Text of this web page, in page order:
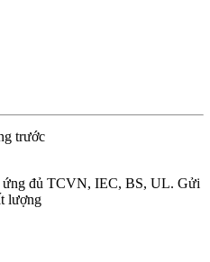
trước
ứng đủ TCVN, IEC, BS, UL. Gửi
lượng